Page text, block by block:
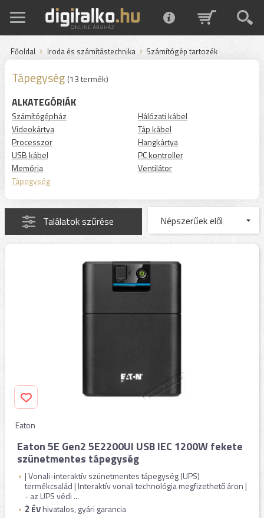
Főoldal Iroda és számítástechnika Számítógép tartozék
Tápegység (13 termék)
ALKATEGÓRIÁK
Számítógépház
Videokártya
Processzor
USB kábel
Memória
Tápegység
Hálózati kábel
Táp kábel
Hangkártya
PC kontroller
Ventilátor
Találatok szűrése
Eaton
Eaton 5E Gen2 5E2200UI USB IEC 1200W fekete
szünetmentes tápegység
| Vonali-interaktív szünetmentes tápegység (UPS)
termékcsalád | Interaktív vonali technológia megfizethető áron |
- az UPS védi ...
2 ÉVhivatalos, gyári garancia